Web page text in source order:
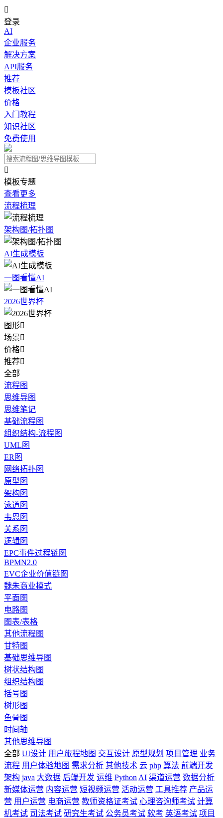

登录
AI
企业服务
解决方案
API服务
推荐
模板社区
价格
入门教程
知识社区
免费使用

模板专题
查看更多
流程梳理
架构图/拓扑图
AI生成模板
一图看懂AI
2026世界杯
图形
场景
价格
推荐
全部
流程图
思维导图
思维笔记
基础流程图
组织结构-流程图
UML图
ER图
网络拓扑图
原型图
架构图
泳道图
韦恩图
关系图
逻辑图
EPC事件过程链图
BPMN2.0
EVC企业价值链图
魏朱商业模式
平面图
电路图
图表/表格
其他流程图
甘特图
基础思维导图
树状结构图
组织结构图
括号图
树形图
鱼骨图
时间轴
其他思维导图
全部 UI设计 用户旅程地图 交互设计 原型规划 项目管理 业务
流程 用户体验地图 需求分析 其他技术 云 php 算法 前端开发
架构 java 大数据 后端开发 运维 Python AI 渠道运营 数据分析
新媒体运营 内容运营 短视频运营 活动运营 工具推荐 产品运
营 用户运营 电商运营 教师资格证考试 心理咨询师考试 计算
机考试 司法考试 研究生考试 公务员考试 软考 英语考试 项目